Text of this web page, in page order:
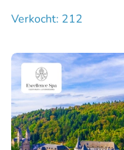
Verkocht: 212